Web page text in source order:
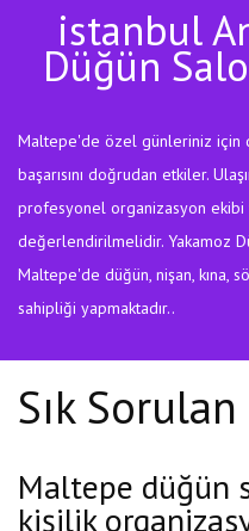
istanbul
Düğün
Maltepe'de özel günleriniz için
başarısını doğrudan etkiler.
profesyonel organizasyon ekibi
değerlendirilmelidir. Yakamoz
Maltepe'de düğün, nişan, kına,
sahipliği yapmaktadır..
Sık
Maltepe düğün
kişilik